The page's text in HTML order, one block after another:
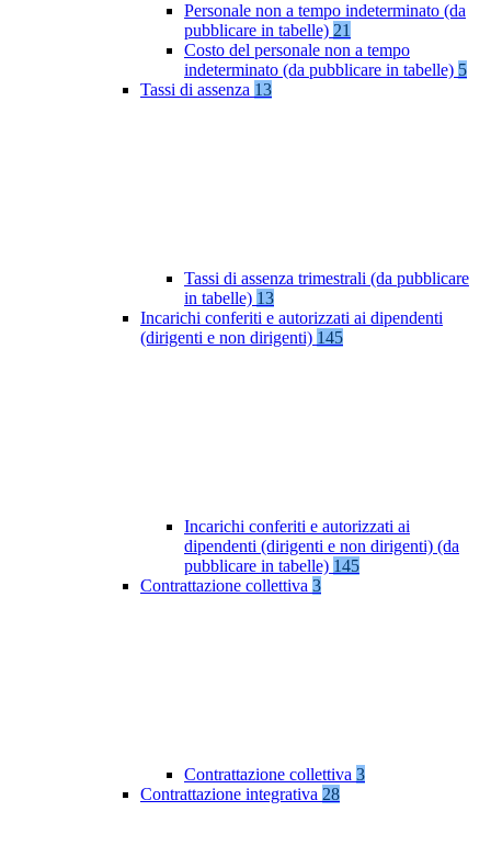
Personale non a tempo indeterminato (da
pubblicare in tabelle) 21
Costo del personale non a tempo
indeterminato (da pubblicare in tabelle) 5
Tassi di assenza 13
Tassi di assenza trimestrali (da pubblicare
in tabelle) 13
Incarichi conferiti e autorizzati ai dipendenti
(dirigenti e non dirigenti) 145
Incarichi conferiti e autorizzati ai
dipendenti (dirigenti e non dirigenti) (da
pubblicare in tabelle) 145
Contrattazione collettiva 3
Contrattazione collettiva 3
Contrattazione integrativa 28